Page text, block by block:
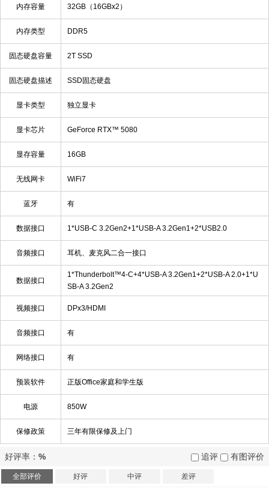
内存容量 32GB（16GBx2）
内存类型 DDR5
固态硬盘容量 2T SSD
固态硬盘描述 SSD固态硬盘
显卡类型 独立显卡
显卡芯片 GeForce RTX™ 5080
显存容量 16GB
无线网卡 WiFi7
蓝牙 有
数据接口 1*USB-C 3.2Gen2+1*USB-A 3.2Gen1+2*USB2.0
音频接口 耳机、麦克风二合一接口
数据接口
1*Thunderbolt™4-C+4*USB-A 3.2Gen1+2*USB-A 2.0+1*U
SB-A 3.2Gen2
视频接口 DPx3/HDMI
音频接口 有
网络接口 有
预装软件 正版Office家庭和学生版
电源 850W
保修政策 三年有限保修及上门
好评率： % 追评 有图评价
全部评价 好评 中评 差评